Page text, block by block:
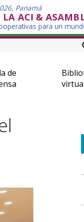
Panamá
ACI &
para un
de